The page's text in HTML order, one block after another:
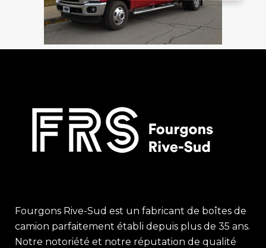
Fourgons Rive-Sud est un fabricant de boîtes de
camion parfaitement établi depuis plus de 35 ans.
Notre notoriété et notre réputation de qualité